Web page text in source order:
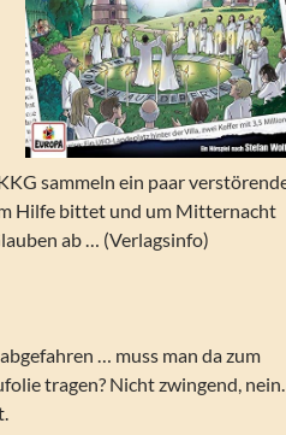
sammeln ein paar
Hilfe bittet und um Mitternacht
ab … (Verlagsinfo)
… muss man da zum
tragen? Nicht zwingend, nein.